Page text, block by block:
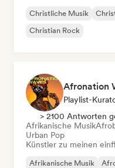
Christliche Musik
Christian Rock
Afronation
Playlist-
> 2100 Antworten
Afrikanische Musik
Urban Pop
Künstler zu meinen
Afrikanische Musik